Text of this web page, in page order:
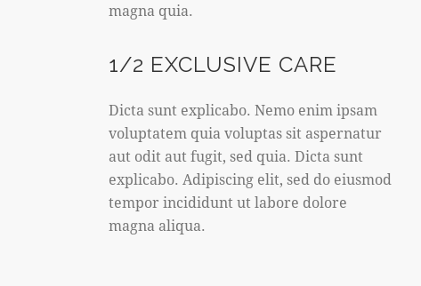
magna quia.
1/2 EXCLUSIVE CARE
Dicta sunt explicabo. Nemo enim ipsam
voluptatem quia voluptas sit aspernatur
aut odit aut fugit, sed quia. Dicta sunt
explicabo. Adipiscing elit, sed do eiusmod
tempor incididunt ut labore dolore
magna aliqua.